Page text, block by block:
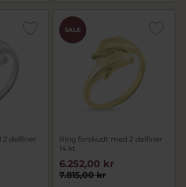
2 delfiner
SALE
Ring forskudt med 2 delfiner
14 kt.
7.815,00 kr
6.252,00 kr